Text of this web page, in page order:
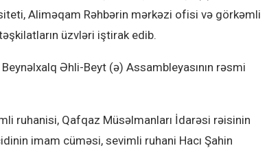
Aliməqam Rəhbərin mərkəzi ofisi və görkəmli
üzvləri iştirak edib.
Əhli-Beyt (ə) Assambleyasının rəsmi
ruhanisi, Qafqaz Müsəlmanları İdarəsi rəisinin
imam cüməsi, sevimli ruhani Hacı Şahin